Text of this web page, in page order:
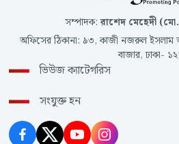
সম্পাদক:রাশেদ মেহেদী
অফিসের ঠিকানা: ৯৩, কাজী নজরুল ইসলাম
বাজার, ঢাকা-
ভিউজ ক্যাটেগরিস
সংযুক্ত হন